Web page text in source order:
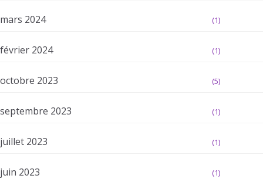
mars 2024 (1)
février 2024 (1)
octobre 2023 (5)
septembre 2023 (1)
juillet 2023 (1)
juin 2023 (1)